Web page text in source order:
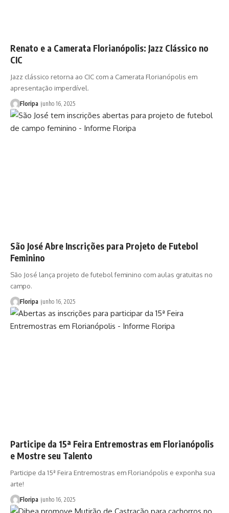
Renato e a Camerata Florianópolis: Jazz Clássico no
CIC
Jazz clássico retorna ao CIC com a Camerata Florianópolis em
apresentação imperdível.
Floripa junho 16, 2025
São José Abre Inscrições para Projeto de Futebol
Feminino
São José lança projeto de futebol feminino com aulas gratuitas no
campo.
Floripa junho 16, 2025
Participe da 15ª Feira Entremostras em Florianópolis
e Mostre seu Talento
Participe da 15ª Feira Entremostras em Florianópolis e exponha sua
arte!
Floripa junho 16, 2025